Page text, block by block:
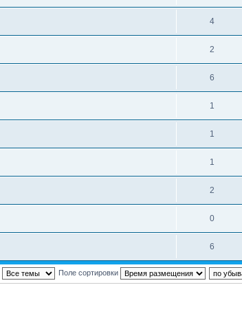
4
2
6
1
1
1
2
0
6
Поле сортировки